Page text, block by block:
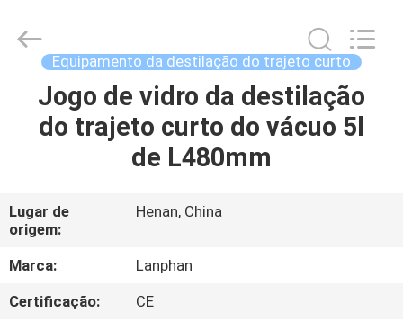
CASA
VÍDEOS
SOBRE
NÓS
Lanphan
Industry
Equipamento da destilação do trajeto curto
Jogo de vidro da destilação
do trajeto curto do vácuo 5l
de L480mm
Lugar de
origem:
Henan, China
Marca:
Lanphan
Certificação:
CE